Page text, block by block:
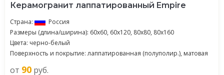
Керамогранит лаппатированный Empire
Страна:
Россия
Размеры (длина/ширина): 60x60, 60x120, 80x80, 80x160
Цвета: черно-белый
Поверхность и покрытие: лаппатированная (полуполир.), матовая
от 90 руб.